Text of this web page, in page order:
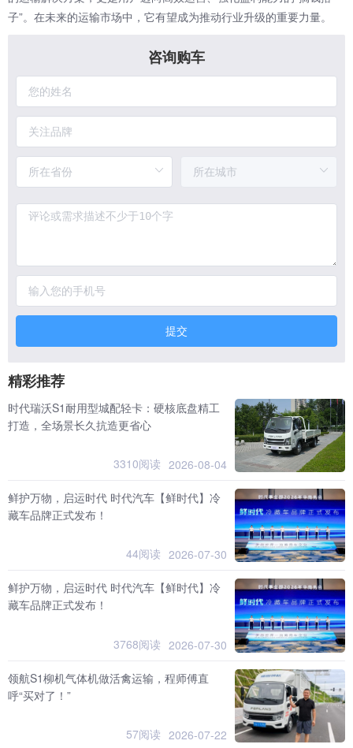
子”。在未来的运输市场中，它有望成为推动行业升级的重要力量。
咨询购车
提交
精彩推荐
时代瑞沃S1耐用型城配轻卡：硬核底盘精工
打造，全场景长久抗造更省心
3310阅读 2026-08-04
鲜护万物，启运时代 时代汽车【鲜时代】冷
藏车品牌正式发布！
44阅读 2026-07-30
鲜护万物，启运时代 时代汽车【鲜时代】冷
藏车品牌正式发布！
3768阅读 2026-07-30
领航S1柳机气体机做活禽运输，程师傅直
呼“买对了！”
57阅读 2026-07-22